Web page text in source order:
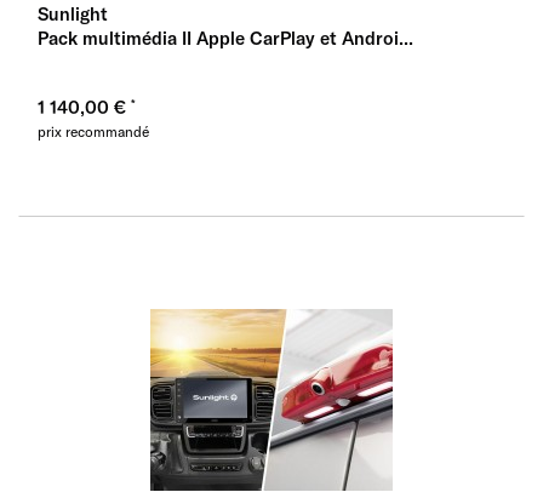
Sunlight
Pack multimédia II Apple CarPlay et Androi...
1 140,00 €
prix recommandé